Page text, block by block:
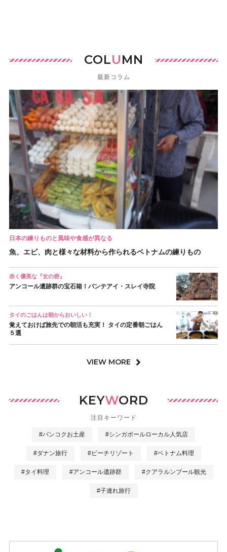
COLUMN
最新コラム
日本の練りものと風味や食感が異なる
魚、エビ、肉と様々な材料から作られるベトナムの練りもの
赤く優美な『女の砦』
アンコール遺跡群の宝石箱！バンテアイ・スレイ寺院
タイのごはんは朝からおいしい！
覚えておけば旅先での朝活も充実！ タイの定番朝ごはん
５選
VIEW MORE
KEYWORD
注目キーワード
#バンコクお土産 #シンガポールローカル人気店
#ダナン旅行 #ビーチリゾート #ベトナム料理
#タイ料理 #アンコール遺跡群 #クアラルンプール観光
#子連れ旅行